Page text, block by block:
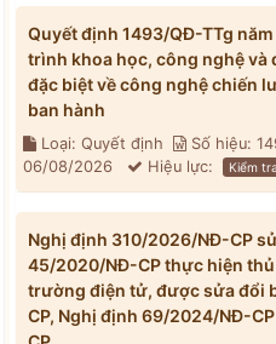
Quyết định 1493/QĐ-TTg
trình khoa học, công nghệ và
đặc biệt về công nghệ chiến
ban hành
Loại: Quyết định Số hiệu:
06/08/2026
Hiệu lực: Kiểm tra
Nghị định 310/2026/NĐ-CP
45/2020/NĐ-CP thực hiện
trường điện tử, được sửa đổi
CP, Nghị định 69/2024/NĐ-